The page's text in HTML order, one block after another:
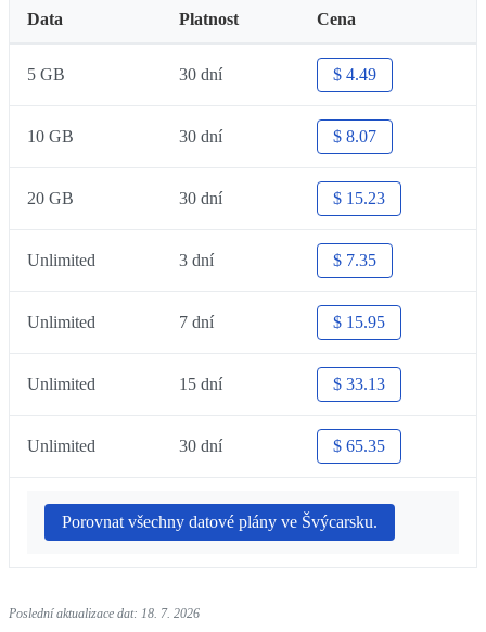
Data Platnost Cena
5 GB 30 dní $ 4.49
10 GB 30 dní $ 8.07
20 GB 30 dní $ 15.23
Unlimited 3 dní $ 7.35
Unlimited 7 dní $ 15.95
Unlimited 15 dní $ 33.13
Unlimited 30 dní $ 65.35
Porovnat všechny datové plány ve Švýcarsku.
Poslední aktualizace dat: 18. 7. 2026